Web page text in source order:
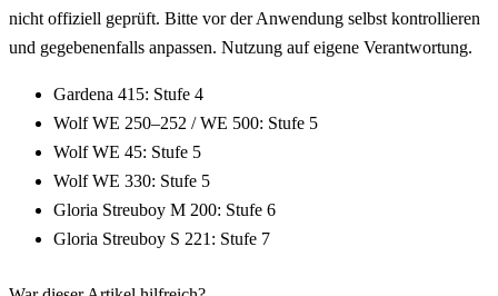
nicht offiziell geprüft. Bitte vor der Anwendung selbst kontrollieren
und gegebenenfalls anpassen. Nutzung auf eigene Verantwortung.
Gardena 415: Stufe 4
Wolf WE 250–252 / WE 500: Stufe 5
Wolf WE 45: Stufe 5
Wolf WE 330: Stufe 5
Gloria Streuboy M 200: Stufe 6
Gloria Streuboy S 221: Stufe 7